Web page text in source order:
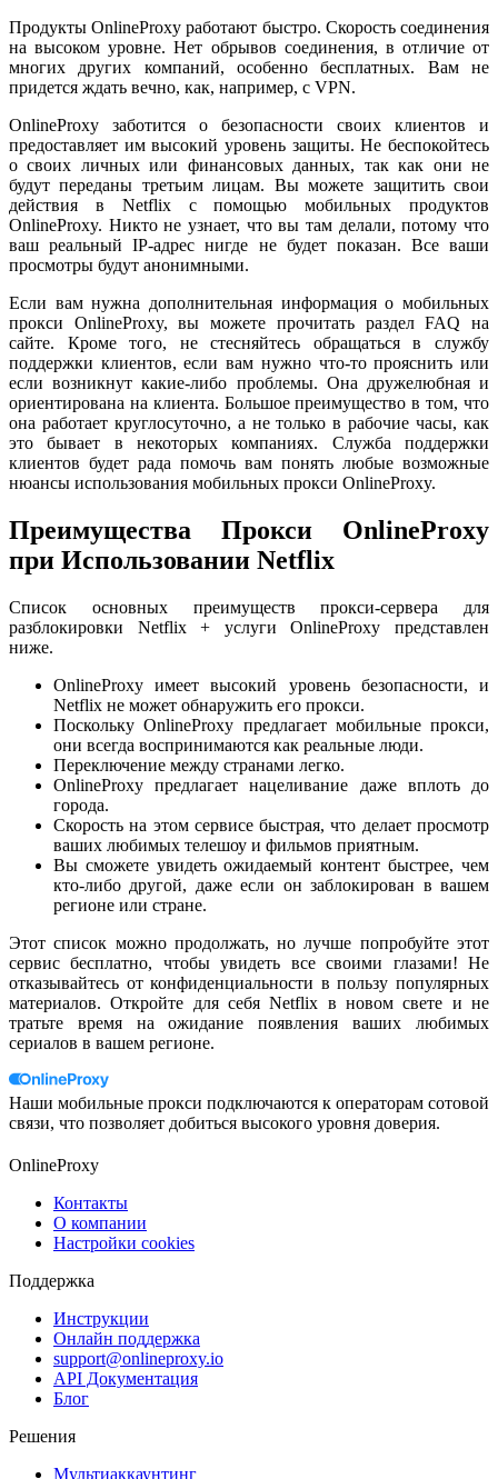
Продукты OnlineProxy работают быстро. Скорость соединения
на высоком уровне. Нет обрывов соединения, в отличие от
многих других компаний, особенно бесплатных. Вам не
придется ждать вечно, как, например, с VPN.
OnlineProxy заботится о безопасности своих клиентов и
предоставляет им высокий уровень защиты. Не беспокойтесь
о своих личных или финансовых данных, так как они не
будут переданы третьим лицам. Вы можете защитить свои
действия в Netflix с помощью мобильных продуктов
OnlineProxy. Никто не узнает, что вы там делали, потому что
ваш реальный IP-адрес нигде не будет показан. Все ваши
просмотры будут анонимными.
Если вам нужна дополнительная информация о мобильных
прокси OnlineProxy, вы можете прочитать раздел FAQ на
сайте. Кроме того, не стесняйтесь обращаться в службу
поддержки клиентов, если вам нужно что-то прояснить или
если возникнут какие-либо проблемы. Она дружелюбная и
ориентирована на клиента. Большое преимущество в том, что
она работает круглосуточно, а не только в рабочие часы, как
это бывает в некоторых компаниях. Служба поддержки
клиентов будет рада помочь вам понять любые возможные
нюансы использования мобильных прокси OnlineProxy.
Преимущества Прокси OnlineProxy
при Использовании Netflix
Список основных преимуществ прокси-сервера для
разблокировки Netflix + услуги OnlineProxy представлен
ниже.
OnlineProxy имеет высокий уровень безопасности, и
Netflix не может обнаружить его прокси.
Поскольку OnlineProxy предлагает мобильные прокси,
они всегда воспринимаются как реальные люди.
Переключение между странами легко.
OnlineProxy предлагает нацеливание даже вплоть до
города.
Скорость на этом сервисе быстрая, что делает просмотр
ваших любимых телешоу и фильмов приятным.
Вы сможете увидеть ожидаемый контент быстрее, чем
кто-либо другой, даже если он заблокирован в вашем
регионе или стране.
Этот список можно продолжать, но лучше попробуйте этот
сервис бесплатно, чтобы увидеть все своими глазами! Не
отказывайтесь от конфиденциальности в пользу популярных
материалов. Откройте для себя Netflix в новом свете и не
тратьте время на ожидание появления ваших любимых
сериалов в вашем регионе.
Наши мобильные прокси подключаются к операторам сотовой
связи, что позволяет добиться высокого уровня доверия.
OnlineProxy
Контакты
О компании
Настройки cookies
Поддержка
Инструкции
Онлайн поддержка
support@onlineproxy.io
API Документация
Блог
Решения
Мультиаккаунтинг